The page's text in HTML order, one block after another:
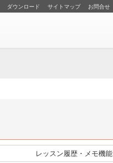
ダウンロード サイトマップ お問合せ
レッスン履歴・メモ機能